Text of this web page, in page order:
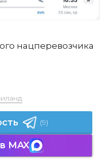
нацперевозчика
(9)
MAX